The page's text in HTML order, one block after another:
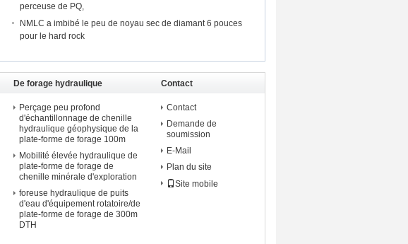
perceuse de PQ,
NMLC a imbibé le peu de noyau sec de diamant 6 pouces
pour le hard rock
De forage hydraulique
Perçage peu profond
d'échantillonnage de chenille
hydraulique géophysique de la
plate-forme de forage 100m
Mobilité élevée hydraulique de
plate-forme de forage de
chenille minérale d'exploration
foreuse hydraulique de puits
d'eau d'équipement rotatoire/de
plate-forme de forage de 300m
DTH
Contact
Contact
Demande de
soumission
E-Mail
Plan du site
Site mobile